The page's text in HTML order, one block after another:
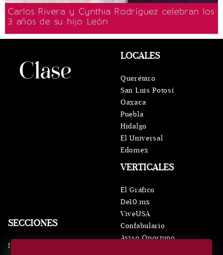
Carlos Rivera y Cynthia Rodríguez celebran los
3 años de su hijo León
SECCIONES
Inicio
VERTICALES
El Gráfico
De10.mx
ViveUSA
Confabulario
Aviso Oportuno
LOCALES
Querétaro
San Luis Potosí
Oaxaca
Puebla
Hidalgo
El Universal
Edomex